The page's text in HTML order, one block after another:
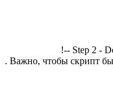
!-- Step 2 -
. Важно, чтобы скрипт